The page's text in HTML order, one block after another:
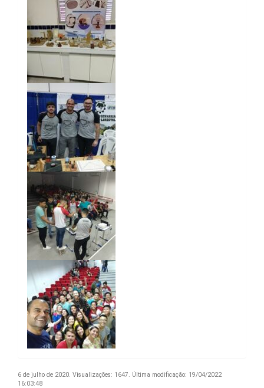
6 de julho de 2020. Visualizações: 1647. Última modificação: 19/04/2022
16:03:48